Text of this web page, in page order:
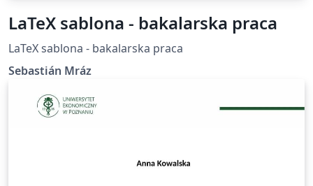
LaTeX sablona - bakalarska praca
LaTeX sablona - bakalarska praca
Sebastián Mráz